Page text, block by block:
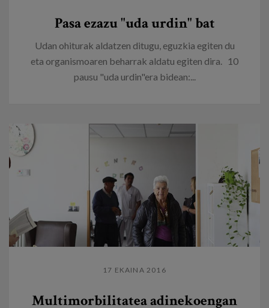
Pasa ezazu "uda urdin" bat
Udan ohiturak aldatzen ditugu, eguzkia egiten du
eta organismoaren beharrak aldatu egiten dira. 10
pausu "uda urdin"era bidean:...
17 EKAINA 2016
Multimorbilitatea adinekoengan